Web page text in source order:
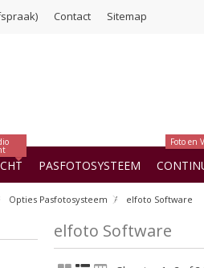
Contact Sitemap
PASFOTOSYSTEEM
Foto en
Opties Pasfotosysteem elfoto Software
elfoto Software